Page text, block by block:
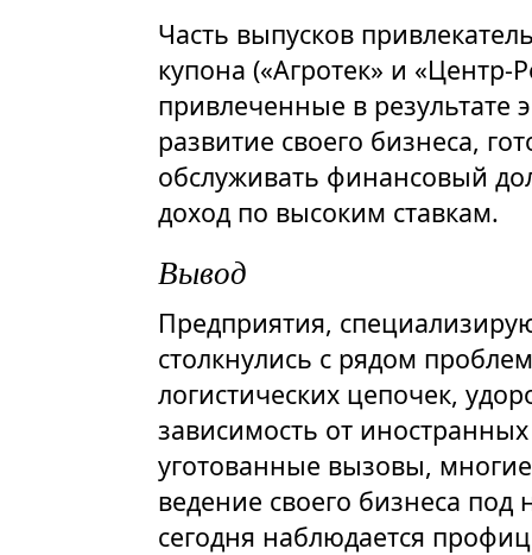
Часть выпусков
купона («Агротек» и
привлеченные в результате
развитие своего бизнеса,
обслуживать финансовый
доход по высоким ставкам.
Вывод
Предприятия,
столкнулись с рядом
логистических цепочек,
зависимость от
уготованные вызовы,
ведение своего бизнеса
сегодня наблюдается